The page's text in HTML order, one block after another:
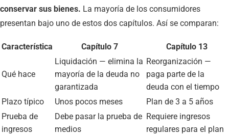
conservar sus bienes. La mayoría de los consumidores
presentan bajo uno de estos dos capítulos. Así se comparan:
Característica Capítulo 7 Capítulo 13
Qué hace
Liquidación — elimina la
mayoría de la deuda no
garantizada
Reorganización —
paga parte de la
deuda con el tiempo
Plazo típico
Unos pocos meses
Plan de 3 a 5 años
Prueba de
ingresos
Debe pasar la prueba de
medios
Requiere ingresos
regulares para el plan